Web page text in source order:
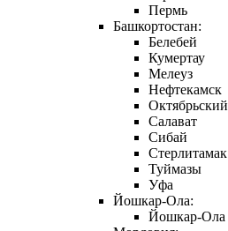
Пермь
Башкортостан:
Белебей
Кумертау
Мелеуз
Нефтекамск
Октябрьский
Салават
Сибай
Стерлитамак
Туймазы
Уфа
Йошкар-Ола:
Йошкар-Ола